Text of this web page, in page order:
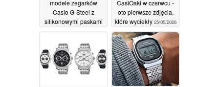
modele zegarków
Casio G-Steel z
silikonowymi paskami
CasiOaki w czerwcu -
oto pierwsze zdjęcia,
które wyciekły 25/05/2026